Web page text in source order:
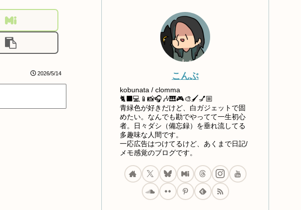
2026/5/14 こんぶ
kobunata / clomma
🐈‍⬛💻📱📸🎧🎶🎹🎮🎨🖌️💅🏼
青緑色が好きだけど、白ガジェットで固
めたい。なんでも勘でやってて一生初心
者。日々ダシ（備忘録）を垂れ流してる
多趣味な人間です。
一応広告はつけてるけど、あくまで日記/
メモ感覚のブログです。